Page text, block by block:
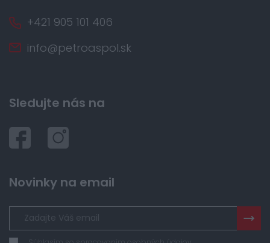
+421 905 101 406
info@petroaspol.sk
Sledujte nás na
Novinky na email